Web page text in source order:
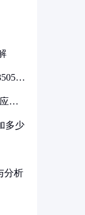
代
用
多少
分析